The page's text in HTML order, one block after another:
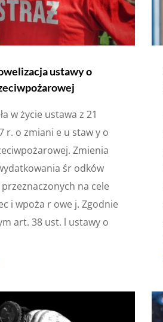
ustawy o
w życie ustawa z 21
r. o zmiani e u staw y o
Zmienia
śr odków
na cele
i wpoża r owe j. Zgodnie
art. 38 ust. l ustawy o